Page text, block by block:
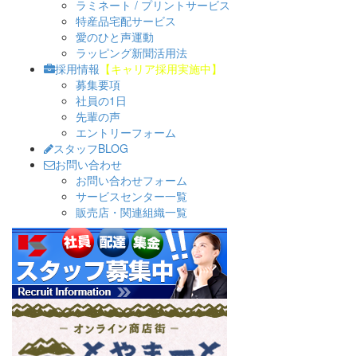
ラミネート / プリントサービス
特産品宅配サービス
愛のひと声運動
ラッピング新聞活用法
採用情報 【キャリア採用実施中】
募集要項
社員の1日
先輩の声
エントリーフォーム
スタッフBLOG
お問い合わせ
お問い合わせフォーム
サービスセンター一覧
販売店・関連組織一覧